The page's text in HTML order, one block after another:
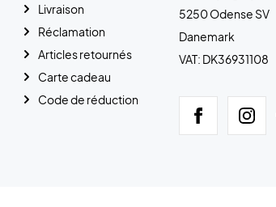
5250 Odense SV
Danemark
VAT: DK36931108
Livraison
Réclamation
Articles retournés
Carte cadeau
Code de réduction